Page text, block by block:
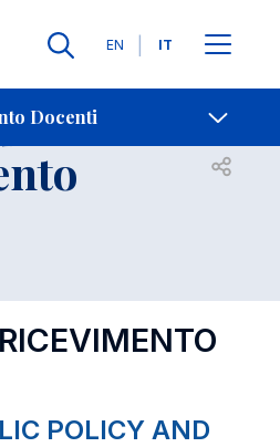
Lingue
EN IT
Docenti
Open
POLICY AND